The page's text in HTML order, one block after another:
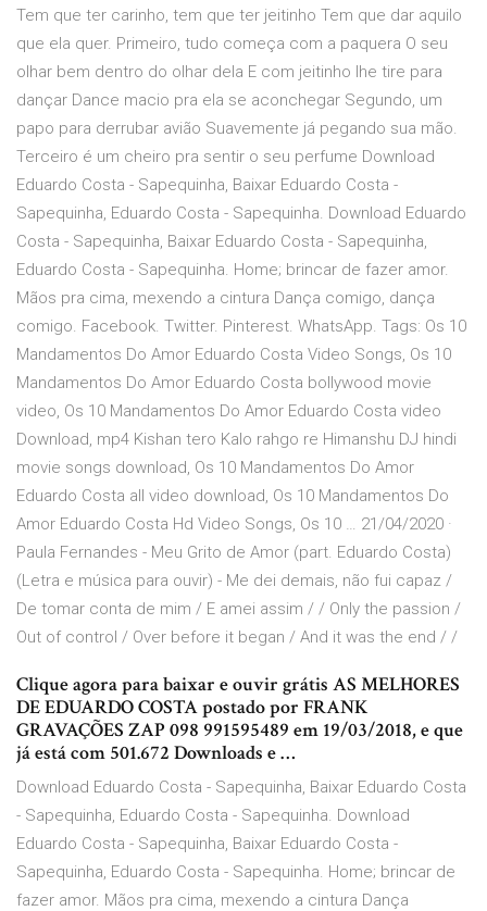
Tem que ter carinho, tem que ter jeitinho Tem que dar aquilo
que ela quer. Primeiro, tudo começa com a paquera O seu
olhar bem dentro do olhar dela E com jeitinho lhe tire para
dançar Dance macio pra ela se aconchegar Segundo, um
papo para derrubar avião Suavemente já pegando sua mão.
Terceiro é um cheiro pra sentir o seu perfume Download
Eduardo Costa - Sapequinha, Baixar Eduardo Costa -
Sapequinha, Eduardo Costa - Sapequinha. Download Eduardo
Costa - Sapequinha, Baixar Eduardo Costa - Sapequinha,
Eduardo Costa - Sapequinha. Home; brincar de fazer amor.
Mãos pra cima, mexendo a cintura Dança comigo, dança
comigo. Facebook. Twitter. Pinterest. WhatsApp. Tags: Os 10
Mandamentos Do Amor Eduardo Costa Video Songs, Os 10
Mandamentos Do Amor Eduardo Costa bollywood movie
video, Os 10 Mandamentos Do Amor Eduardo Costa video
Download, mp4 Kishan tero Kalo rahgo re Himanshu DJ hindi
movie songs download, Os 10 Mandamentos Do Amor
Eduardo Costa all video download, Os 10 Mandamentos Do
Amor Eduardo Costa Hd Video Songs, Os 10 … 21/04/2020 ·
Paula Fernandes - Meu Grito de Amor (part. Eduardo Costa)
(Letra e música para ouvir) - Me dei demais, não fui capaz /
De tomar conta de mim / E amei assim / / Only the passion /
Out of control / Over before it began / And it was the end / /
Clique agora para baixar e ouvir grátis AS MELHORES
DE EDUARDO COSTA postado por FRANK
GRAVAÇÕES ZAP 098 991595489 em 19/03/2018, e que
já está com 501.672 Downloads e …
Download Eduardo Costa - Sapequinha, Baixar Eduardo Costa
- Sapequinha, Eduardo Costa - Sapequinha. Download
Eduardo Costa - Sapequinha, Baixar Eduardo Costa -
Sapequinha, Eduardo Costa - Sapequinha. Home; brincar de
fazer amor. Mãos pra cima, mexendo a cintura Dança